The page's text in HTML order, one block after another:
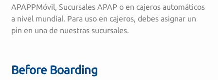
APAPPMóvil, Sucursales APAP o en cajeros automáticos
a nivel mundial. Para uso en cajeros, debes asignar un
pin en una de nuestras sucursales.
Before Boarding